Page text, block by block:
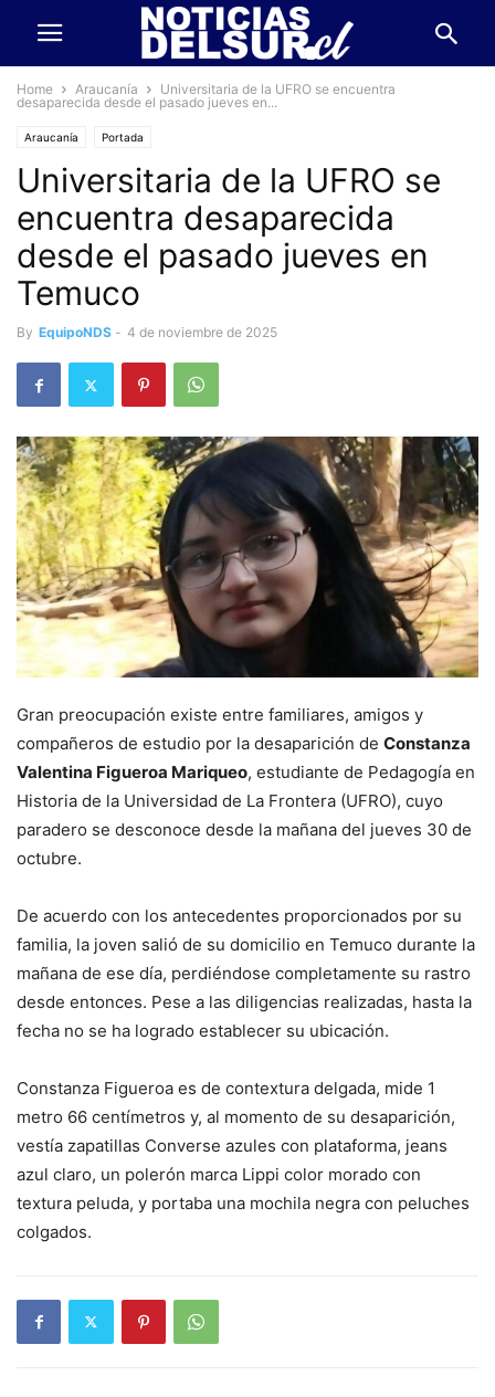
Home Araucanía
Universitaria de la UFRO se encuentra
desaparecida desde el pasado jueves en...
Araucanía Portada
Universitaria de la UFRO se
encuentra desaparecida
desde el pasado jueves en
Temuco
By EquipoNDS - 4 de noviembre de 2025
Gran preocupación existe entre familiares, amigos y
compañeros de estudio por la desaparición de Constanza
Valentina Figueroa Mariqueo, estudiante de Pedagogía en
Historia de la Universidad de La Frontera (UFRO), cuyo
paradero se desconoce desde la mañana del jueves 30 de
octubre.
De acuerdo con los antecedentes proporcionados por su
familia, la joven salió de su domicilio en Temuco durante la
mañana de ese día, perdiéndose completamente su rastro
desde entonces. Pese a las diligencias realizadas, hasta la
fecha no se ha logrado establecer su ubicación.
Constanza Figueroa es de contextura delgada, mide 1
metro 66 centímetros y, al momento de su desaparición,
vestía zapatillas Converse azules con plataforma, jeans
azul claro, un polerón marca Lippi color morado con
textura peluda, y portaba una mochila negra con peluches
colgados.